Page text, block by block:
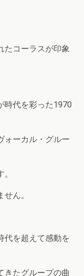
たコーラスが印象
時代を彩った1970
ォーカル・グルー
ん。
代を超えて感動を
きたグループの曲